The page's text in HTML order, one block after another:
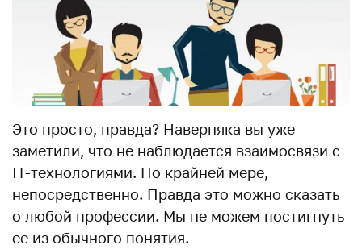
Это просто, правда? Наверняка вы уже
заметили, что не наблюдается взаимосвязи с
IT-технологиями. По крайней мере,
непосредственно. Правда это можно сказать
о любой профессии. Мы не можем постигнуть
ее из обычного понятия.